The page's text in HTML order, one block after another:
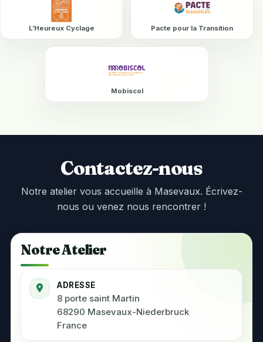
L’Heureux Cyclage Pacte pour la Transition
Mobiscol
Contactez-nous
Notre atelier vous accueille à Masevaux. Écrivez-
nous ou venez nous rencontrer !
Notre Atelier
ADRESSE
8 porte saint Martin
68290 Masevaux-Niederbruck
France